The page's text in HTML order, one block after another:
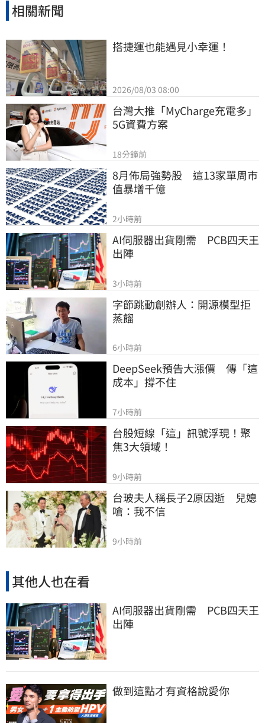
相關新聞
搭捷運也能遇見小幸運！
2026/08/03 08:00
台灣大推「MyCharge充電多」
5G資費方案
18分鐘前
8月佈局強勢股　這13家單周市
值暴增千億
2小時前
AI伺服器出貨剛需　PCB四天王
出陣
3小時前
字節跳動創辦人：開源模型拒
蒸餾
6小時前
DeepSeek預告大漲價　傳「這
成本」撐不住
7小時前
台股短線「這」訊號浮現！聚
焦3大領域！
9小時前
台玻夫人稱長子2原因逝　兒媳
嗆：我不信
9小時前
其他人也在看
AI伺服器出貨剛需 PCB四天王
出陣
做到這點才有資格說愛你